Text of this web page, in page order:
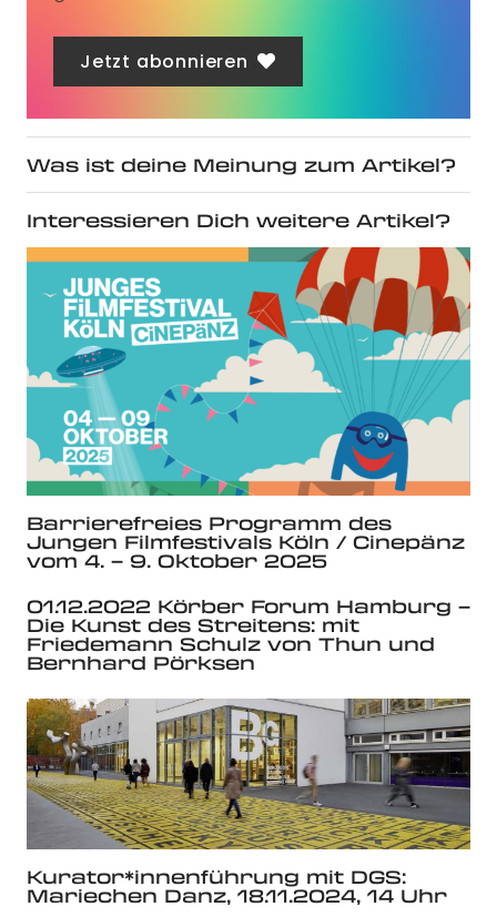
Jetzt abonnieren
Was ist deine Meinung zum Artikel?
Interessieren Dich weitere Artikel?
Barrierefreies Programm des
Jungen Filmfestivals Köln / Cinepänz
vom 4. – 9. Oktober 2025
01.12.2022 Körber Forum Hamburg –
Die Kunst des Streitens: mit
Friedemann Schulz von Thun und
Bernhard Pörksen
Kurator*innenführung mit DGS:
Mariechen Danz, 18.11.2024, 14 Uhr